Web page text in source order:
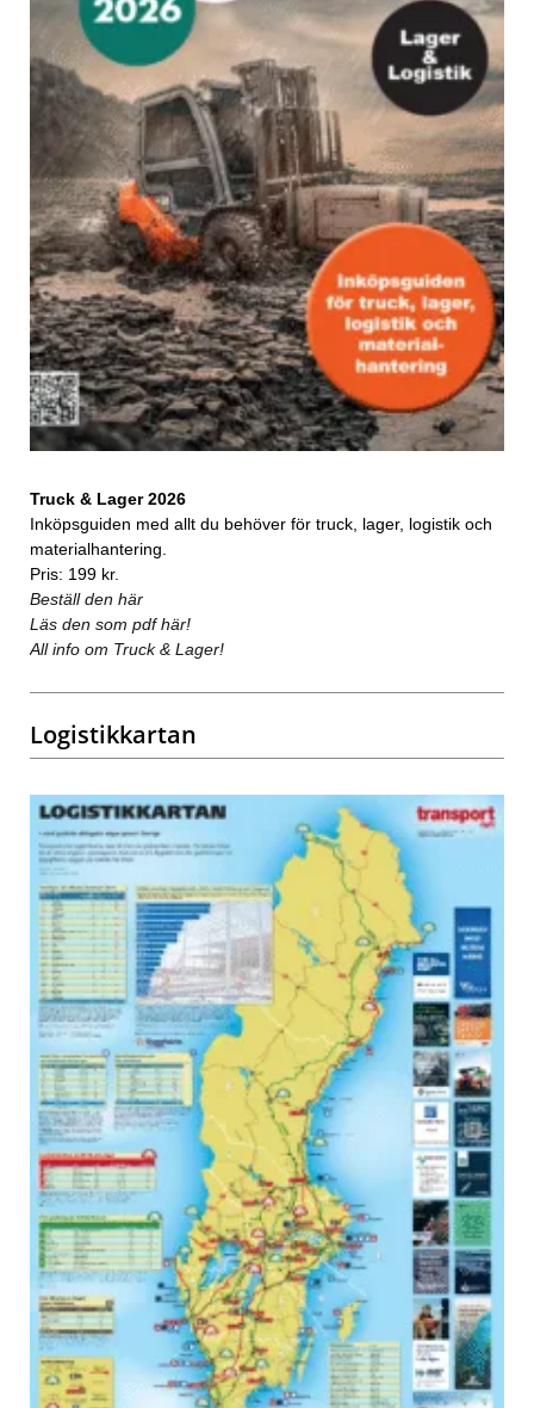
Truck & Lager 2026
Inköpsguiden med allt du behöver för truck, lager, logistik och
materialhantering.
Pris: 199 kr.
Beställ den här
Läs den som pdf här!
All info om Truck & Lager!
Logistikkartan